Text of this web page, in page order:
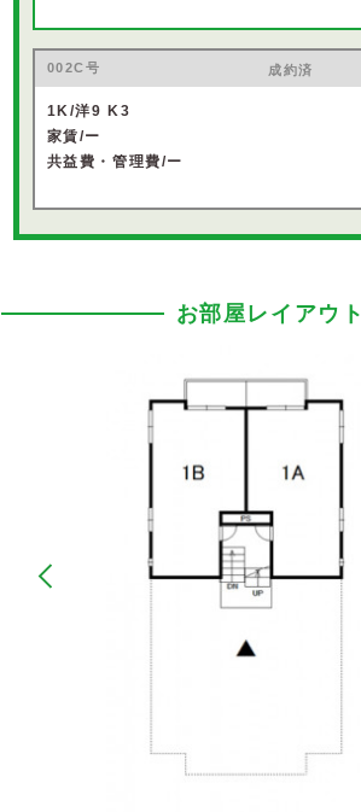
002C号 成約済
1K/洋9 K3
家賃/ー
共益費・管理費/ー
お部屋レイアウト